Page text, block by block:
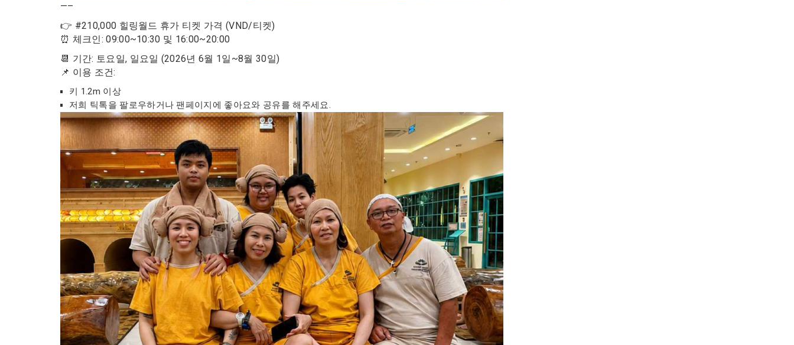
—–
👉 #210,000 힐링월드 휴가 티켓 가격 (VND/티켓)
⏰ 체크인: 09:00~10:30 및 16:00~20:00
📆 기간: 토요일, 일요일 (2026년 6월 1일~8월 30일)
📌 이용 조건:
키 1.2m 이상
저희 틱톡을 팔로우하거나 팬페이지에 좋아요와 공유를 해주세요.